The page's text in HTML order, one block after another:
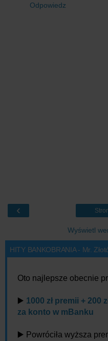
Odpowiedz
‹
Wyświetl
HITY BANKOBRANIA - Mr.
Oto najlepsze obecnie
▶️ 1000 zł premii + 200
za konto w mBanku
▶️ Powróciła wyższa